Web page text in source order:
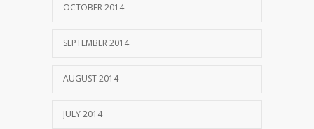
OCTOBER 2014
SEPTEMBER 2014
AUGUST 2014
JULY 2014